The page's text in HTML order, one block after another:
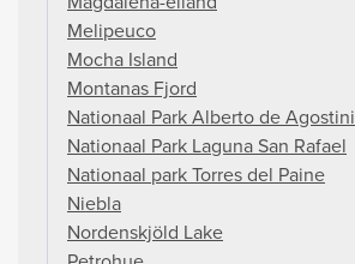
Melipeuco
Mocha Island
Montanas Fjord
Nationaal Park Alberto de Agostini
Nationaal Park Laguna San Rafael
Nationaal park Torres del Paine
Niebla
Nordenskjöld Lake